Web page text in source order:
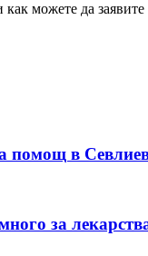
можете да заявите
помощ в
за